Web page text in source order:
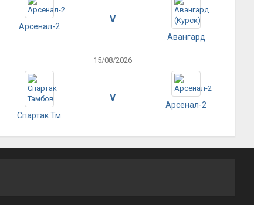
Арсенал-2
V
Авангард
15/08/2026
Спартак Тм
V
Арсенал-2